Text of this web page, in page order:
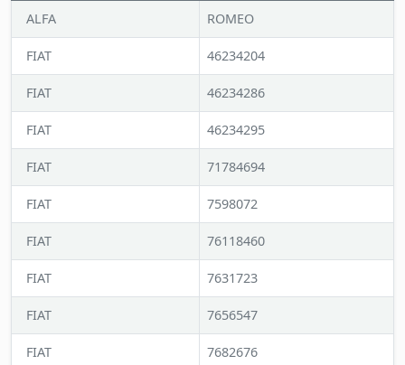
ALFA ROMEO
FIAT 46234204
FIAT 46234286
FIAT 46234295
FIAT 71784694
FIAT 7598072
FIAT 76118460
FIAT 7631723
FIAT 7656547
FIAT 7682676